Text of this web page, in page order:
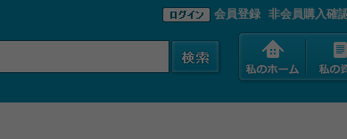
会員登録 非会員購入確